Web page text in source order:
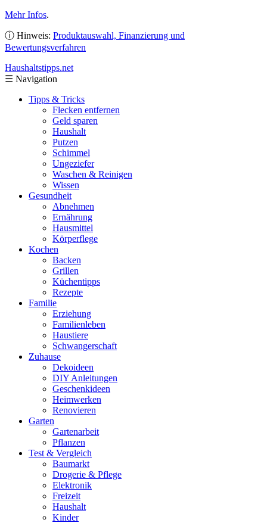
Mehr Infos.
ⓘ Hinweis: Produktauswahl, Finanzierung und
Bewertungsverfahren
Haushaltstipps.net
☰ Navigation
Tipps & Tricks
Flecken entfernen
Geld sparen
Haushalt
Putzen
Schimmel
Ungeziefer
Waschen & Reinigen
Wissen
Gesundheit
Abnehmen
Ernährung
Hausmittel
Körperflege
Kochen
Backen
Grillen
Küchentipps
Rezepte
Familie
Erziehung
Familienleben
Haustiere
Schwangerschaft
Zuhause
Dekoideen
DIY Anleitungen
Geschenkideen
Heimwerken
Renovieren
Garten
Gartenarbeit
Pflanzen
Test & Vergleich
Baumarkt
Drogerie & Pflege
Elektronik
Freizeit
Haushalt
Kinder